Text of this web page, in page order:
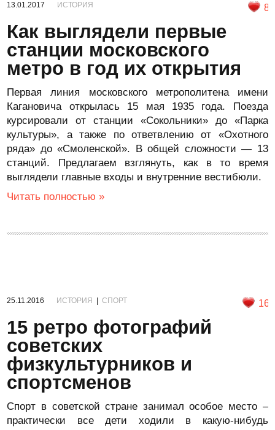
13.01.2017 ИСТОРИЯ 8
Как выглядели первые
станции московского
метро в год их открытия
Первая линия московского метрополитена имени
Кагановича открылась 15 мая 1935 года. Поезда
курсировали от станции «Сокольники» до «Парка
культуры», а также по ответвлению от «Охотного
ряда» до «Смоленской». В общей сложности — 13
станций. Предлагаем взглянуть, как в то время
выглядели главные входы и внутренние вестибюли.
Читать полностью »
25.11.2016 ИСТОРИЯ |СПОРТ 16
15 ретро фотографий
советских
физкультурников и
спортсменов
Спорт в советской стране занимал особое место –
практически все дети ходили в какую-нибудь